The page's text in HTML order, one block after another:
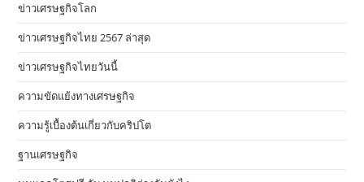
ข่าวเศรษฐกิจโลก
ข่าวเศรษฐกิจไทย 2567 ล่าสุด
ข่าวเศรษฐกิจไทยวันนี้
ความขัดแย้งทางเศรษฐกิจ
ความรู้เบื้องต้นเกี่ยวกับคริปโต
ฐานเศรษฐกิจ